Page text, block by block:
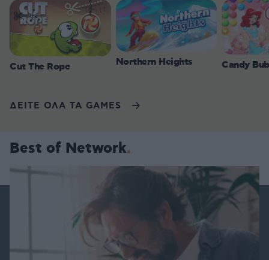
Cut The Rope Northern Heights Candy
ΔΕΙΤΕ ΟΛΑ ΤΑ GAMES
Best of Network